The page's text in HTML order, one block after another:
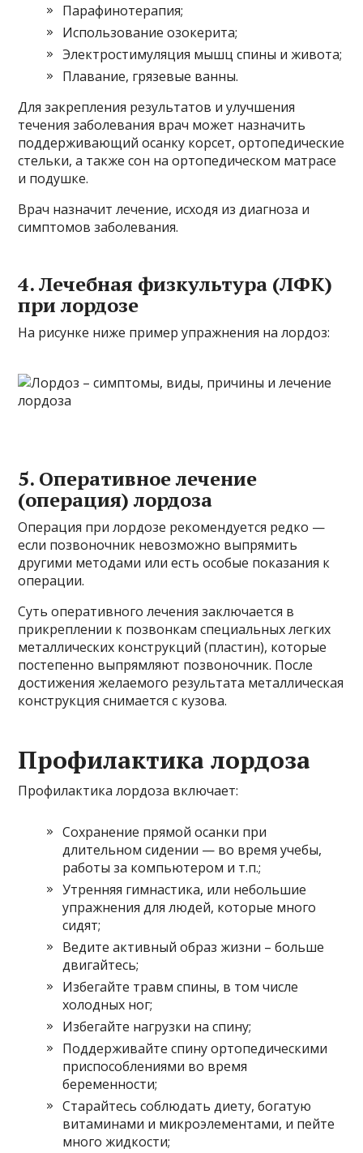
Парафинотерапия;
Использование озокерита;
Электростимуляция мышц спины и живота;
Плавание, грязевые ванны.
Для закрепления результатов и улучшения
течения заболевания врач может назначить
поддерживающий осанку корсет, ортопедические
стельки, а также сон на ортопедическом матрасе
и подушке.
Врач назначит лечение, исходя из диагноза и
симптомов заболевания.
4. Лечебная физкультура (ЛФК)
при лордозе
На рисунке ниже пример упражнения на лордоз:
5. Оперативное лечение
(операция) лордоза
Операция при лордозе рекомендуется редко —
если позвоночник невозможно выпрямить
другими методами или есть особые показания к
операции.
Суть оперативного лечения заключается в
прикреплении к позвонкам специальных легких
металлических конструкций (пластин), которые
постепенно выпрямляют позвоночник. После
достижения желаемого результата металлическая
конструкция снимается с кузова.
Профилактика лордоза
Профилактика лордоза включает:
Сохранение прямой осанки при
длительном сидении — во время учебы,
работы за компьютером и т.п.;
Утренняя гимнастика, или небольшие
упражнения для людей, которые много
сидят;
Ведите активный образ жизни – больше
двигайтесь;
Избегайте травм спины, в том числе
холодных ног;
Избегайте нагрузки на спину;
Поддерживайте спину ортопедическими
приспособлениями во время
беременности;
Старайтесь соблюдать диету, богатую
витаминами и микроэлементами, и пейте
много жидкости;